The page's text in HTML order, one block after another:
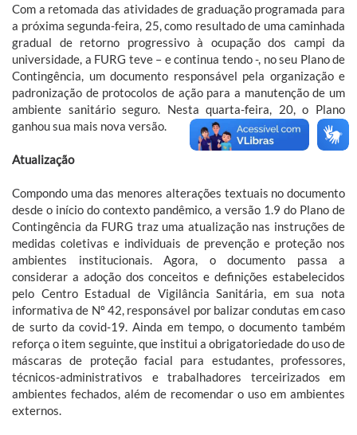
Com a retomada das atividades de graduação programada para
a próxima segunda-feira, 25, como resultado de uma caminhada
gradual de retorno progressivo à ocupação dos campi da
universidade, a FURG teve – e continua tendo -, no seu Plano de
Contingência, um documento responsável pela organização e
padronização de protocolos de ação para a manutenção de um
ambiente sanitário seguro. Nesta quarta-feira, 20, o Plano
ganhou sua mais nova versão.
Atualização
Compondo uma das menores alterações textuais no documento
desde o início do contexto pandêmico, a versão 1.9 do Plano de
Contingência da FURG traz uma atualização nas instruções de
medidas coletivas e individuais de prevenção e proteção nos
ambientes institucionais. Agora, o documento passa a
considerar a adoção dos conceitos e definições estabelecidos
pelo Centro Estadual de Vigilância Sanitária, em sua nota
informativa de Nº 42, responsável por balizar condutas em caso
de surto da covid-19. Ainda em tempo, o documento também
reforça o item seguinte, que institui a obrigatoriedade do uso de
máscaras de proteção facial para estudantes, professores,
técnicos-administrativos e trabalhadores terceirizados em
ambientes fechados, além de recomendar o uso em ambientes
externos.